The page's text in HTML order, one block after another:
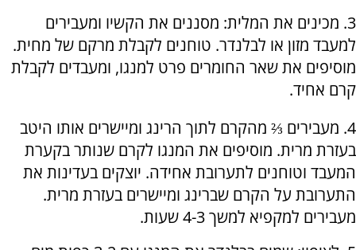
3. מכינים את המלית: מסננים את הקשיו ומעבירים
למעבד מזון או לבלנדר. טוחנים לקבלת מרקם של מחית.
מוסיפים את שאר החומרים פרט למנגו, ומעבדים לקבלת
קרם אחיד.
4. מעבירים ⅔ מהקרם לתוך הרינג ומיישרים אותו היטב
בעזרת מרית. מוסיפים את המנגו לקרם שנותר בקערת
המעבד וטוחנים לתערובת אחידה. יוצקים בעדינות את
התערובת על הקרם שברינג ומיישרים בעזרת מרית.
מעבירים למקפיא למשך 4-3 שעות.